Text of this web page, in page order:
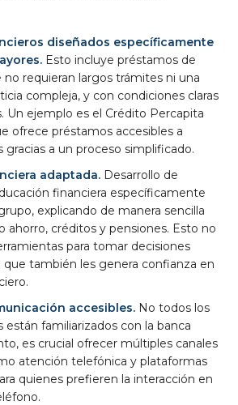
diseñados específicamente
Esto incluye préstamos de
no requieran largos trámites ni una
compleja, y con condiciones claras
Un ejemplo es el Crédito Percapita
ofrece préstamos accesibles a
gracias a un proceso simplificado.
adaptada. Desarrollo de
financiera específicamente
explicando de manera sencilla
ahorro, créditos y pensiones. Esto no
para tomar decisiones
que también les genera confianza en
accesibles. No todos los
están familiarizados con la banca
es crucial ofrecer múltiples canales
atención telefónica y plataformas
quienes prefieren la interacción en